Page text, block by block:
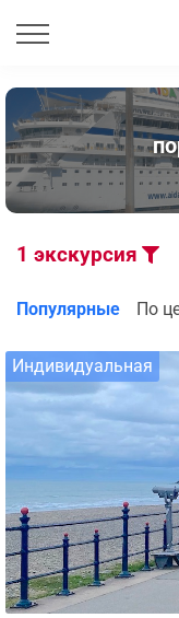
1 экскурсия
Популярные По
Индивидуальная